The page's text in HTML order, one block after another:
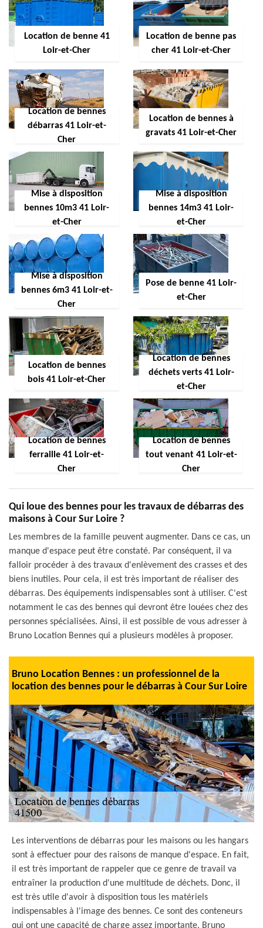
Location de benne 41
Loir-et-Cher
Location de benne pas
cher 41 Loir-et-Cher
Location de bennes
débarras 41 Loir-et-
Cher
Location de bennes à
gravats 41 Loir-et-Cher
Mise à disposition
bennes 10m3 41 Loir-
et-Cher
Mise à disposition
bennes 14m3 41 Loir-
et-Cher
Mise à disposition
bennes 6m3 41 Loir-et-
Cher
Pose de benne 41 Loir-
et-Cher
Location de bennes
bois 41 Loir-et-Cher
Location de bennes
déchets verts 41 Loir-
et-Cher
Location de bennes
ferraille 41 Loir-et-
Cher
Location de bennes
tout venant 41 Loir-et-
Cher
Qui loue des bennes pour les travaux de débarras des
maisons à Cour Sur Loire ?
Les membres de la famille peuvent augmenter. Dans ce cas, un
manque d'espace peut être constaté. Par conséquent, il va
falloir procéder à des travaux d'enlèvement des crasses et des
biens inutiles. Pour cela, il est très important de réaliser des
débarras. Des équipements indispensables sont à utiliser. C'est
notamment le cas des bennes qui devront être louées chez des
personnes spécialisées. Ainsi, il est possible de vous adresser à
Bruno Location Bennes qui a plusieurs modèles à proposer.
Bruno Location Bennes : un professionnel de la
location des bennes pour le débarras à Cour Sur Loire
Les interventions de débarras pour les maisons ou les hangars
sont à effectuer pour des raisons de manque d'espace. En fait,
il est très important de rappeler que ce genre de travail va
entraîner la production d'une multitude de déchets. Donc, il
est très utile d'avoir à disposition tous les matériels
indispensables à l'image des bennes. Ce sont des conteneurs
qui ont une capacité de charge assez importante. Bruno